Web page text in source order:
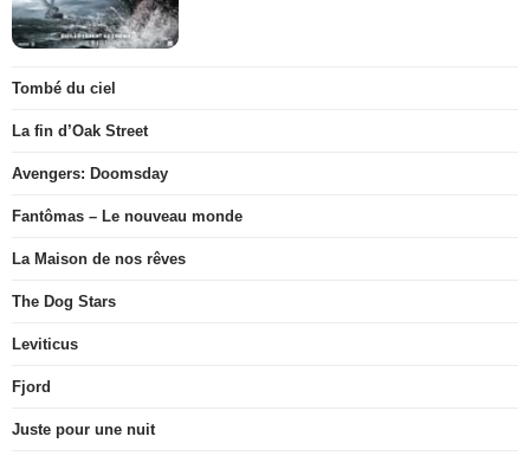
Tombé du ciel
La fin d’Oak Street
Avengers: Doomsday
Fantômas – Le nouveau monde
La Maison de nos rêves
The Dog Stars
Leviticus
Fjord
Juste pour une nuit